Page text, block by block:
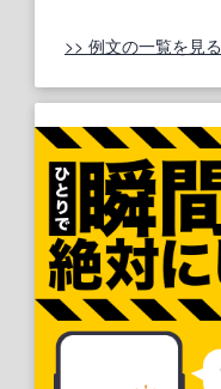
>> 例文の一覧を見る